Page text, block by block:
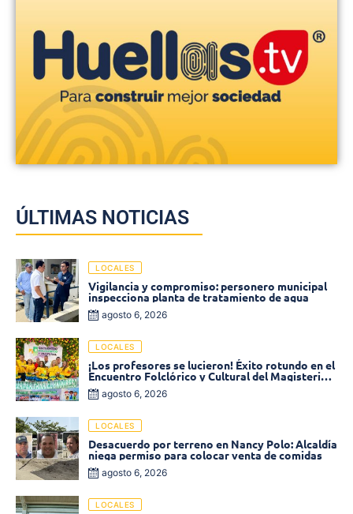
ÚLTIMAS NOTICIAS
LOCALES
Vigilancia y compromiso: personero municipal
inspecciona planta de tratamiento de agua
agosto 6, 2026
LOCALES
¡Los profesores se lucieron! Éxito rotundo en el
Encuentro Folclórico y Cultural del Magisterio
2026 en Ciénaga
agosto 6, 2026
LOCALES
Desacuerdo por terreno en Nancy Polo: Alcaldía
niega permiso para colocar venta de comidas
agosto 6, 2026
LOCALES